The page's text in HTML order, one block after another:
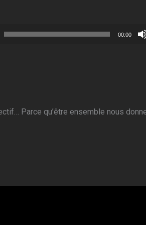
00:00
Parce qu’être ensemble nous